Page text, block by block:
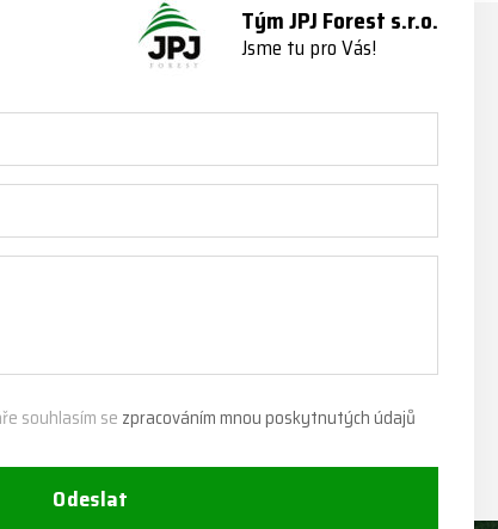
Tým JPJ Forest s.r.o.
Jsme tu pro Vás!
souhlasím se zpracováním mnou poskytnutých údajů
Odeslat